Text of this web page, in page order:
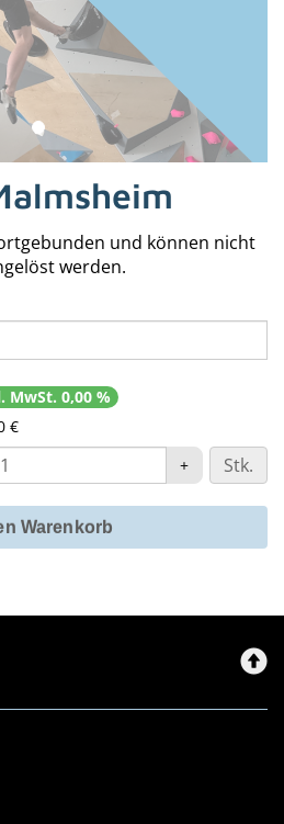
und können nicht
werden.
MwSt. 0,00 %
€
+ Stk.
Warenkorb